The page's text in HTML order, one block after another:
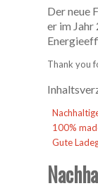
Der neue
er im Jahr
Thank you
100%
Gute